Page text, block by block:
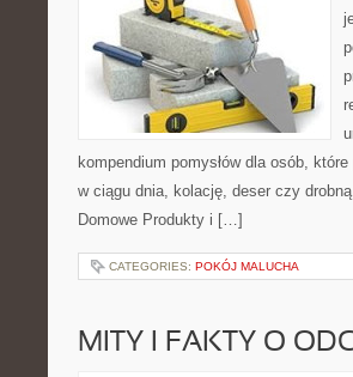
kompendium pomysłów dla osób,
w ciągu dnia, kolację, deser czy
Domowe Produkty i […]
CATEGORIES: POKÓJ MALUCHA
MITY I FAKTY O